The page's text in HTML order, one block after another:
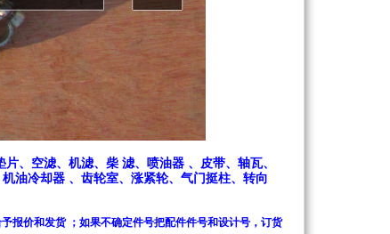
、空滤、机滤、柴 滤、喷油器 、皮带、轴瓦、
油冷却器 、齿轮室、涨紧轮、气门挺柱、转向
报价和发货 ；如果不确定件号把配件件号和设计号，订货